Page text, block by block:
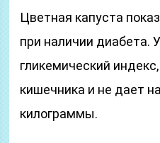
Цветная капуста
при наличии диабета.
гликемический
кишечника и не дает
килограммы.